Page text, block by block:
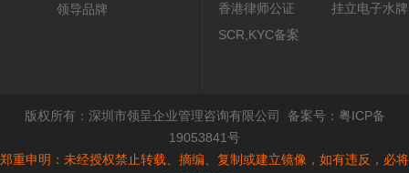
领导品牌
香港律师公证
挂立电子水牌
SCR,KYC备案
版权所有： 深圳市领呈企业管理咨询有限公司 备案号： 粤ICP备
19053841号
郑重申明：未经授权禁止转载、摘编、复制或建立镜像，如有违反，必将